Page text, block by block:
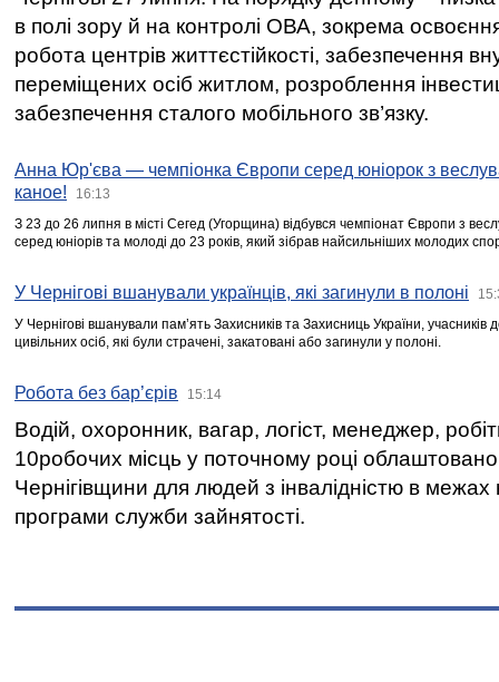
в полі зору й на контролі ОВА, зокрема освоєння
робота центрів життєстійкості, забезпечення
переміщених осіб житлом, розроблення
забезпечення сталого мобільного зв’язку.
Анна Юр'єва — чемпіонка Європи серед юніорок з
каное!
16:13
З 23 до 26 липня в місті Сегед (Угорщина) відбувся чемпіонат Європи з
серед юніорів та молоді до 23 років, який зібрав найсильніших молодих
У Чернігові вшанували українців, які загинули в полоні
У Чернігові вшанували пам’ять Захисників та Захисниць України,
цивільних осіб, які були страчені, закатовані або загинули у полоні.
Робота без бар’єрів 15:14
Водій, охоронник, вагар, логіст, менеджер,
10робочих місць у поточному році
Чернігівщини для людей з інвалідністю в межах
програми служби зайнятості.